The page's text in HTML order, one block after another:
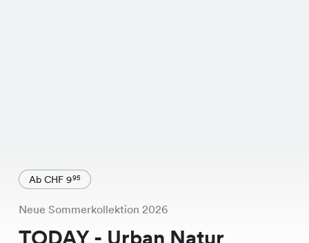
Ab CHF 995
Neue Sommerkollektion 2026
TODAY - Urban Natur